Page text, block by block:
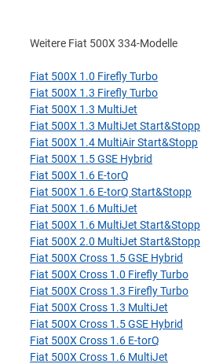
Weitere Fiat 500X 334-Modelle
Fiat 500X 1.0 Firefly Turbo
Fiat 500X 1.3 Firefly Turbo
Fiat 500X 1.3 MultiJet
Fiat 500X 1.3 MultiJet Start&Stopp
Fiat 500X 1.4 MultiAir Start&Stopp
Fiat 500X 1.5 GSE Hybrid
Fiat 500X 1.6 E-torQ
Fiat 500X 1.6 E-torQ Start&Stopp
Fiat 500X 1.6 MultiJet
Fiat 500X 1.6 MultiJet Start&Stopp
Fiat 500X 2.0 MultiJet Start&Stopp
Fiat 500X Cross 1.5 GSE Hybrid
Fiat 500X Cross 1.0 Firefly Turbo
Fiat 500X Cross 1.3 Firefly Turbo
Fiat 500X Cross 1.3 MultiJet
Fiat 500X Cross 1.5 GSE Hybrid
Fiat 500X Cross 1.6 E-torQ
Fiat 500X Cross 1.6 MultiJet